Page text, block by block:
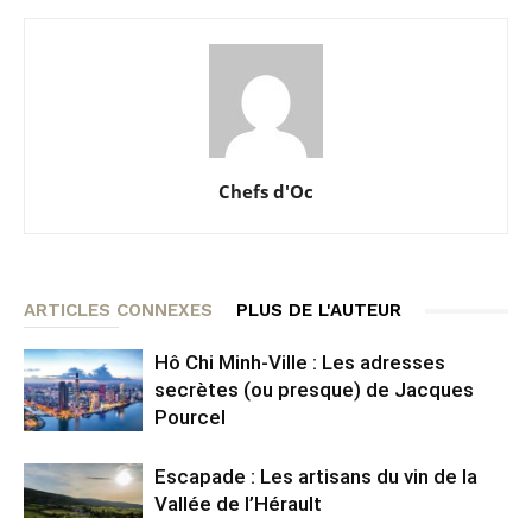
Chefs d'Oc
ARTICLES CONNEXES PLUS DE L'AUTEUR
Hô Chi Minh-Ville : Les adresses
secrètes (ou presque) de Jacques
Pourcel
Escapade : Les artisans du vin de la
Vallée de l’Hérault